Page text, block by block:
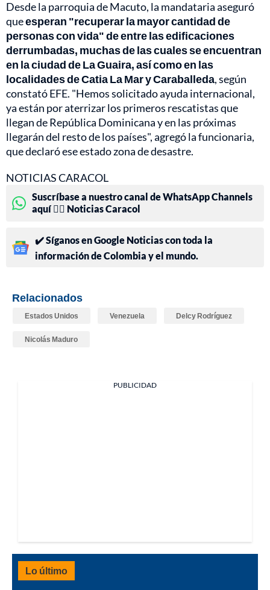
Desde la parroquia de Macuto, la mandataria aseguró
queesperan "recuperar la mayor cantidad de
personas con vida" de entre las edificaciones
derrumbadas, muchas de las cuales se encuentran
en la ciudad de La Guaira, así como en las
localidades de Catia La Mar y Caraballeda, según
constató EFE. "Hemos solicitado ayuda internacional,
ya están por aterrizar los primeros rescatistas que
llegan de República Dominicana y en las próximas
llegarán del resto de los países", agregó la funcionaria,
que declaró ese estado zona de desastre.
NOTICIAS CARACOL
Suscríbase a nuestro canal de WhatsApp Channels
aquí 👉🏻 Noticias Caracol
✔️ Síganos en Google Noticias con toda la
información de Colombia y el mundo.
Relacionados
Estados Unidos Venezuela Delcy Rodríguez
Nicolás Maduro
PUBLICIDAD
Lo último